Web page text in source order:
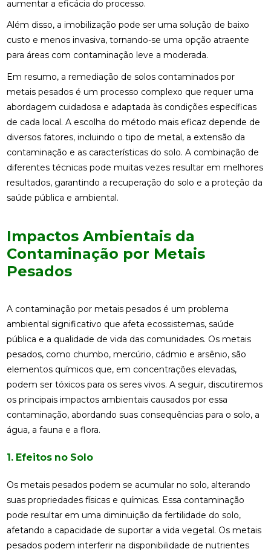
aumentar a eficácia do processo.
Além disso, a imobilização pode ser uma solução de baixo
custo e menos invasiva, tornando-se uma opção atraente
para áreas com contaminação leve a moderada.
Em resumo, a remediação de solos contaminados por
metais pesados é um processo complexo que requer uma
abordagem cuidadosa e adaptada às condições específicas
de cada local. A escolha do método mais eficaz depende de
diversos fatores, incluindo o tipo de metal, a extensão da
contaminação e as características do solo. A combinação de
diferentes técnicas pode muitas vezes resultar em melhores
resultados, garantindo a recuperação do solo e a proteção da
saúde pública e ambiental.
Impactos Ambientais da
Contaminação por Metais
Pesados
A contaminação por metais pesados é um problema
ambiental significativo que afeta ecossistemas, saúde
pública e a qualidade de vida das comunidades. Os metais
pesados, como chumbo, mercúrio, cádmio e arsênio, são
elementos químicos que, em concentrações elevadas,
podem ser tóxicos para os seres vivos. A seguir, discutiremos
os principais impactos ambientais causados por essa
contaminação, abordando suas consequências para o solo, a
água, a fauna e a flora.
1. Efeitos no Solo
Os metais pesados podem se acumular no solo, alterando
suas propriedades físicas e químicas. Essa contaminação
pode resultar em uma diminuição da fertilidade do solo,
afetando a capacidade de suportar a vida vegetal. Os metais
pesados podem interferir na disponibilidade de nutrientes